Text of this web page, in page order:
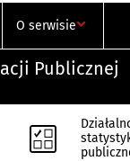
O serwisie
Publicznej